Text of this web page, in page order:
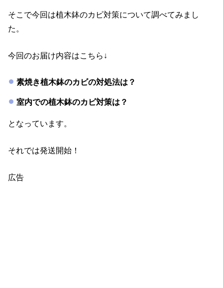
そこで今回は植木鉢のカビ対策について調べてみまし
た。
今回のお届け内容はこちら↓
素焼き植木鉢のカビの対処法は？
室内での植木鉢のカビ対策は？
となっています。
それでは発送開始！
広告